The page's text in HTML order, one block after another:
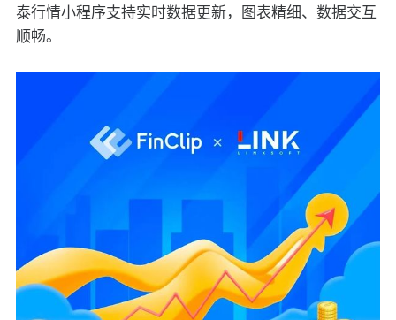
泰行情小程序支持实时数据更新，图表精细、数据交互
顺畅。